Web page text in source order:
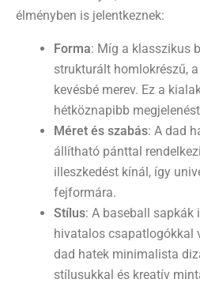
élményben is jelentkeznek:
Forma: Míg a klasszikus
strukturált homlokrészű,
kevésbé merev. Ez a
hétköznapibb
Méret és szabás: A dad
állítható pánttal
illeszkedést kínál, így
fejformára.
Stílus: A baseball sapkák
hivatalos csapatlogókkal
dad hatek minimalista
stílusukkal és kreatív